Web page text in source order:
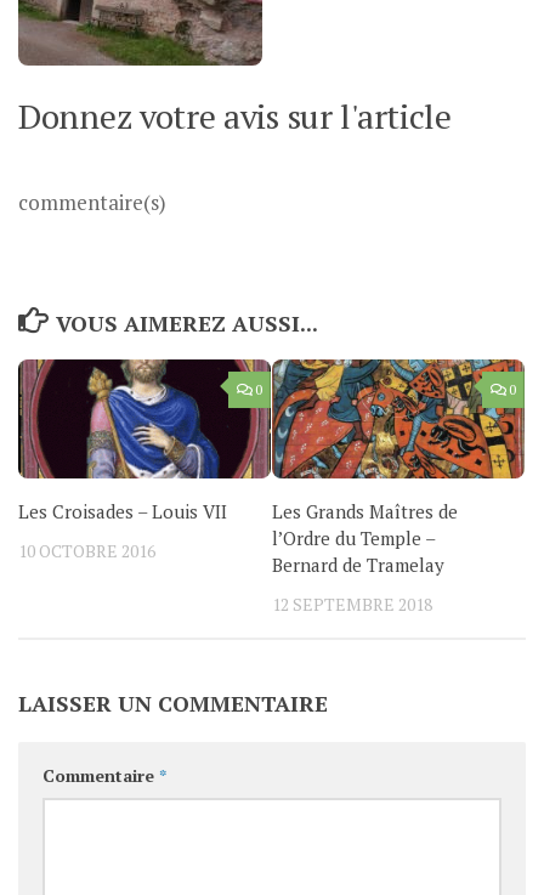
Donnez votre avis sur l'article
commentaire(s)
VOUS AIMEREZ AUSSI...
0
Les Croisades – Louis VII
10 OCTOBRE 2016
0
Les Grands Maîtres de
l’Ordre du Temple –
Bernard de Tramelay
12 SEPTEMBRE 2018
LAISSER UN COMMENTAIRE
Commentaire *